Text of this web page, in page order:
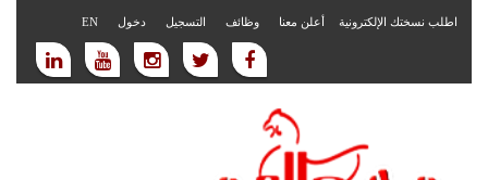
اطلب نسختك الإلكترونية أعلن معنا وظائف التسجيل دخول EN